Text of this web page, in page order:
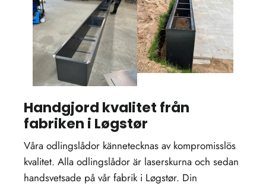
Handgjord kvalitet från
fabriken i Løgstør
Våra odlingslådor kännetecknas av kompromisslös
kvalitet. Alla odlingslådor är laserskurna och sedan
handsvetsade på vår fabrik i Løgstør. Din